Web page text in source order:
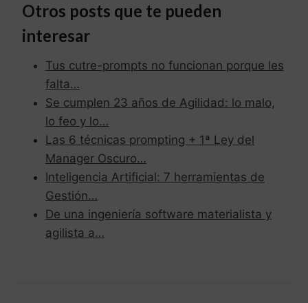
Otros posts que te pueden
interesar
Tus cutre-prompts no funcionan porque les
falta…
Se cumplen 23 años de Agilidad: lo malo,
lo feo y lo…
Las 6 técnicas prompting + 1ª Ley del
Manager Oscuro…
Inteligencia Artificial: 7 herramientas de
Gestión…
De una ingeniería software materialista y
agilista a…